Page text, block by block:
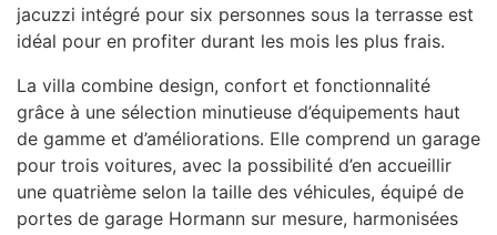
jacuzzi intégré pour six personnes sous la terrasse est
idéal pour en profiter durant les mois les plus frais.
La villa combine design, confort et fonctionnalité
grâce à une sélection minutieuse d’équipements haut
de gamme et d’améliorations. Elle comprend un garage
pour trois voitures, avec la possibilité d’en accueillir
une quatrième selon la taille des véhicules, équipé de
portes de garage Hormann sur mesure, harmonisées